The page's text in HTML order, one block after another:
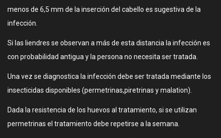
menos de 6,5 mm de la inserción del cabello es sugestiva de la
infección.
Si las liendres se observan a más de esta distancia la infección es
con probabilidad antigua y la persona no necesita ser tratada.
Una vez se diagnostica la infección debe ser tratada mediante los
insecticidas disponibles (permetrinas,piretrinas y malation).
Dada la resistencia de los huevos al tratamiento, si se utilizan
permetrinas el tratamiento debe repetirse a la semana.